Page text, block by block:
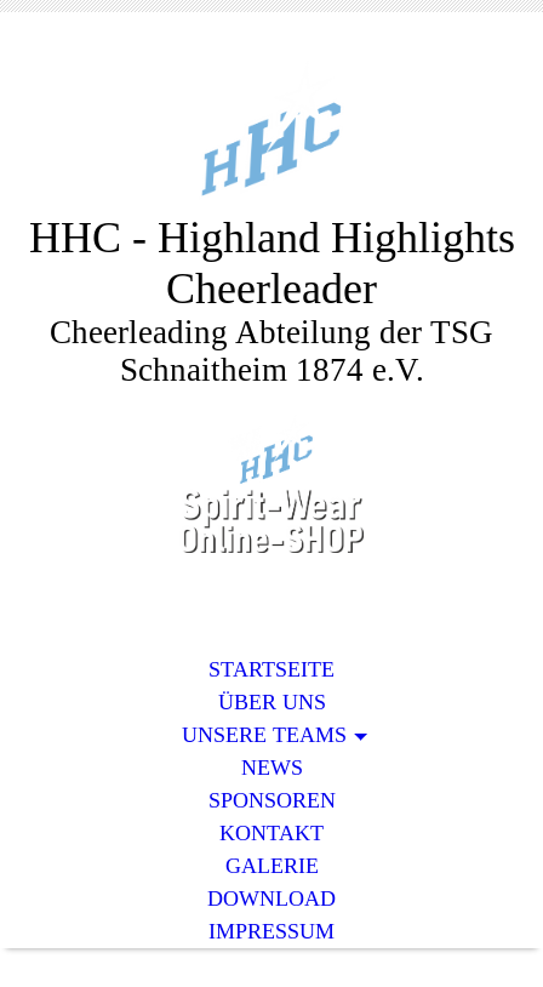
HHC - Highland Highlights
Cheerleader
Cheerleading Abteilung der TSG
Schnaitheim 1874 e.V.
STARTSEITE
ÜBER UNS
UNSERE TEAMS
NEWS
SPONSOREN
KONTAKT
GALERIE
DOWNLOAD
IMPRESSUM